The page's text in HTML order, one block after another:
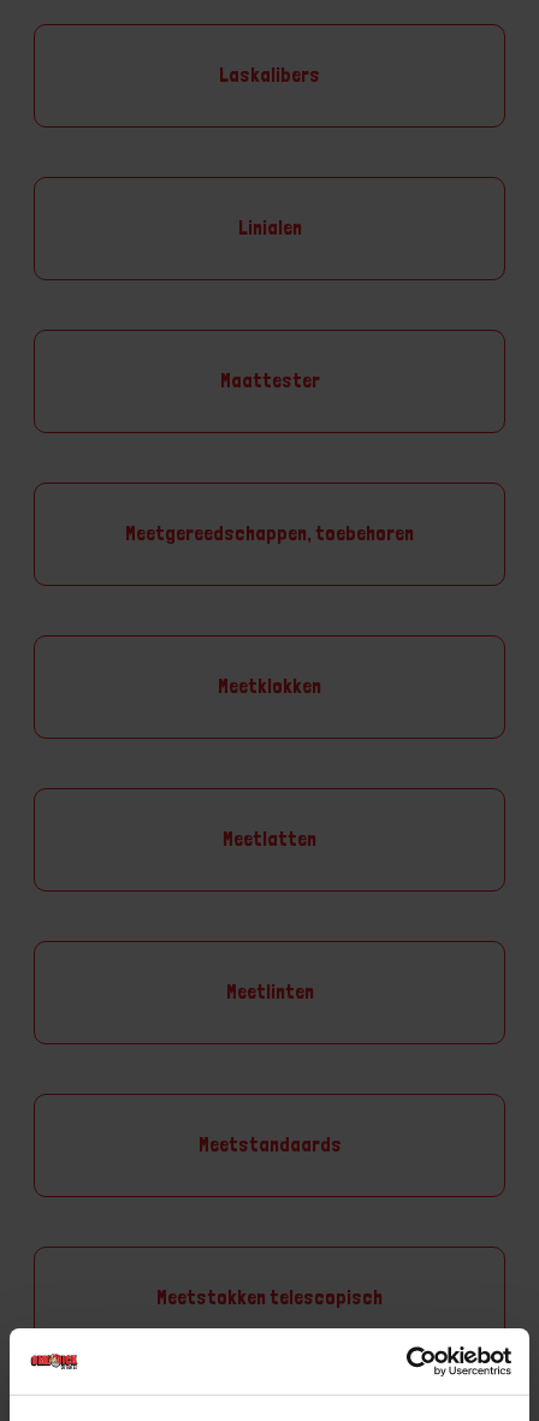
Laskalibers
Linialen
Maattester
Meetgereedschappen, toebehoren
Meetklokken
Meetlatten
Meetlinten
Meetstandaards
Meetstokken telescopisch